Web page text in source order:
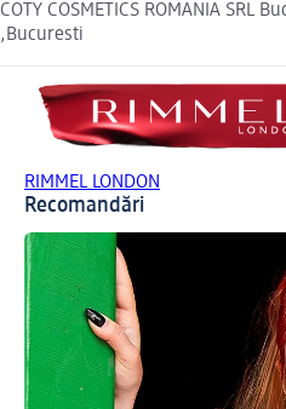
COTY COSMETICS ROMANIA SRL
,Bucuresti
RIMMEL LONDON
Recomandări